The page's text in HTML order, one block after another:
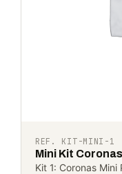
REF. KIT-MINI-1
Mini Kit
Kit 1: Coronas